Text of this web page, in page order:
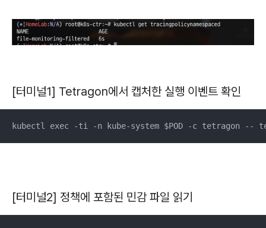
[터미널1] Tetragon에서 캡처한 실행 이벤트 확인
kubectl exec -ti -n kube-system $POD -c tetragon --
[터미널2] 정책에 포함된 민감 파일 읽기